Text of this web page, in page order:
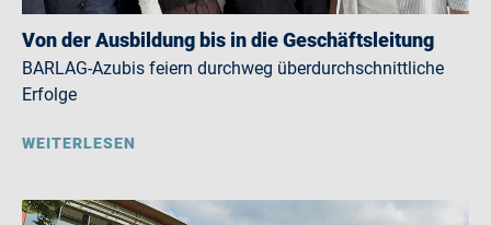
Von der Ausbildung bis in die Geschäftsleitung
BARLAG-Azubis feiern durchweg überdurchschnittliche
Erfolge
WEITERLESEN